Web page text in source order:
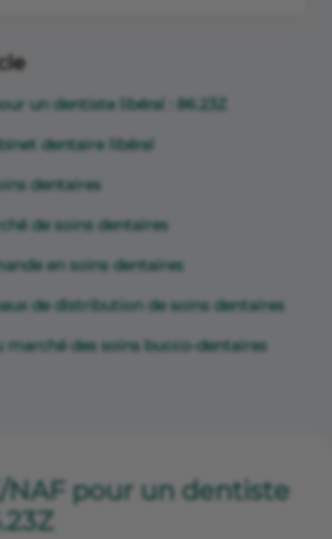
un dentiste libéral : 86.23Z
dentaire libéral
dentaires
de soins dentaires
en soins dentaires
de distribution de soins dentaires
marché des soins bucco-dentaires
NAF pour un dentiste